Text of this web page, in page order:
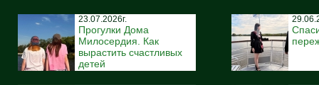
23.07.2026г.
Прогулки Дома
Милосердия. Как
вырастить счастливых
детей